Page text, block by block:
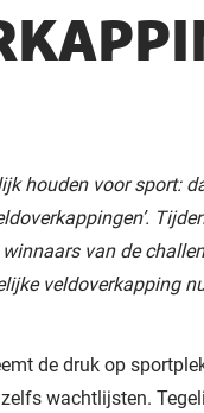
houden voor sport:
van de
veldoverkapping
de druk op
wachtlijsten.